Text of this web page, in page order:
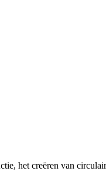
het creëren van